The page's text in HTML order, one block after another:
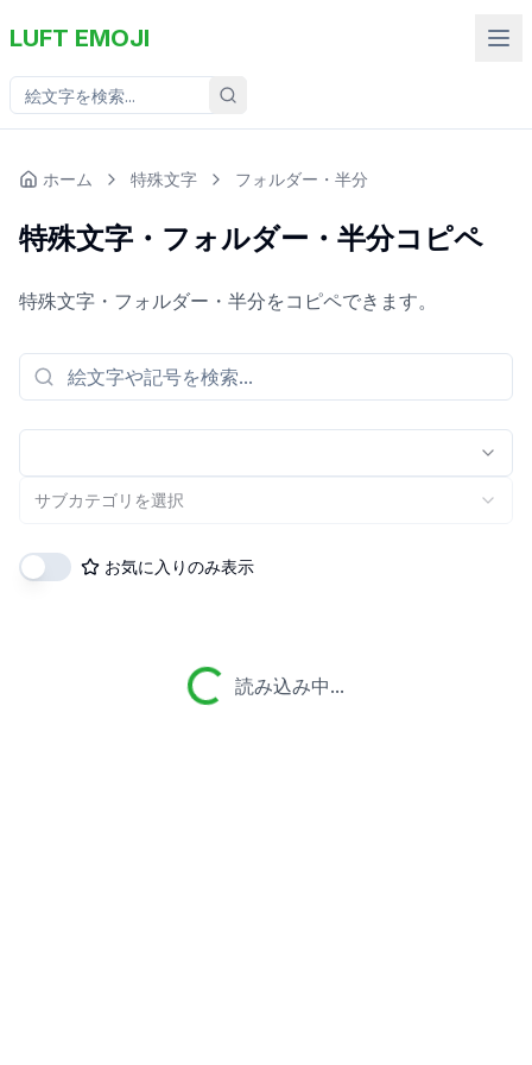
LUFT EMOJI
ホーム 特殊文字 フォルダー・半分
特殊文字・フォルダー・半分コピペ
特殊文字・フォルダー・半分をコピペできます。
サブカテゴリを選択
お気に入りのみ表示
読み込み中...